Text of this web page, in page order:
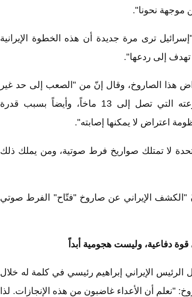
موجهة نحونا".
ترى مرة جديدة أن هذه الخطوة الإيرانية
إلى ردعها".
هذا الصاروخ، وقال إنّ من "الصعب إلى حد غير
الممكن اعتراضه، بسبب سرعته التي تصل إلى 13 ماخاً، وأيضاً بسبب قدرة
اعتراض لا يمكنها إصابته".
لا تمتلك صواريخ فرط صوتية، ومن يملك ذلك
"الكشف الإيراني عن صاروخ "فتّاح" الفرط صوتي
دفاعية، وليست هجومية أبداً
الإيراني إبراهيم رئيسي في كلمة له خلال
"نعلم أن الأعداء غاضبون من هذه الإنجازات. لذا